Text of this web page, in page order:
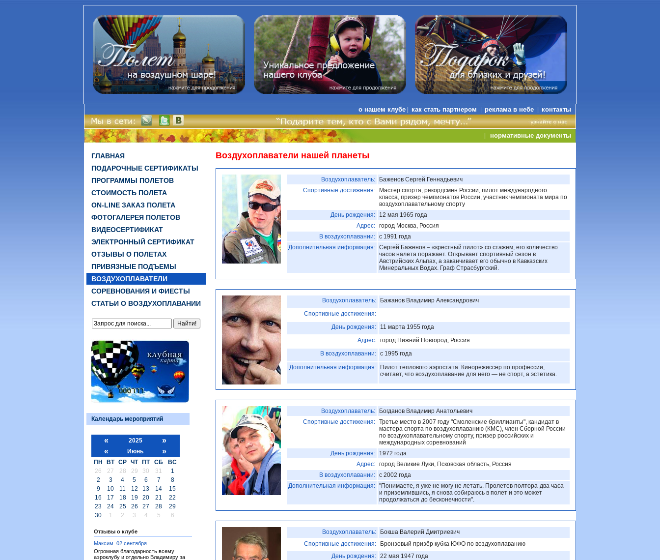
о нашем клубе как стать партнером реклама в небе контакты
нормативные документы
ГЛАВНАЯ
ПОДАРОЧНЫЕ СЕРТИФИКАТЫ
ПРОГРАММЫ ПОЛЕТОВ
СТОИМОСТЬ ПОЛЕТА
ON-LINE ЗАКАЗ ПОЛЕТА
ФОТОГАЛЕРЕЯ ПОЛЕТОВ
ВИДЕОСЕРТИФИКАТ
ЭЛЕКТРОННЫЙ СЕРТИФИКАТ
ОТЗЫВЫ О ПОЛЕТАХ
ПРИВЯЗНЫЕ ПОДЪЕМЫ
ВОЗДУХОПЛАВАТЕЛИ
СОРЕВНОВАНИЯ И ФИЕСТЫ
СТАТЬИ О ВОЗДУХОПЛАВАНИИ
Календарь мероприятий
« 2025
»
«
Июнь »
ПН ВТ СР ЧТ ПТ СБ
ВС
26
27 28 29 30 31
1
2
3 4 5 6 7
8
9
10 11 12 13 14
15
16
17 18 19 20 21
22
23
24 25 26 27 28
29
30
1 2 3 4 5 6
Отзывы о клубе
Максим. 02 сентября
Огромная благодарность всему
аэроклубу и отдельно Владимиру за
Воздухоплаватели нашей планеты
Воздухоплаватель:
Баженов Сергей Геннадьевич
Спортивные достижения:
Мастер спорта, рекордсмен России, пилот международного
класса, призер чемпионатов России, участник чемпионата мира по
воздухоплавательному спорту
День рождения:
12 мая 1965 года
Адрес: город Москва, Россия
В воздухоплавании: с 1991 года
Дополнительная информация: Сергей Баженов – «крестный пилот» со стажем, его количество
часов налета поражает. Открывает спортивный сезон в
Австрийских Альпах, а заканчивает его обычно в Кавказских
Минеральных Водах. Граф Страсбургский.
Воздухоплаватель:
Бажанов Владимир Александрович
Спортивные достижения:
День рождения:
11 марта 1955 года
Адрес: город Нижний Новгород, Россия
В воздухоплавании: с 1995 года
Дополнительная информация:
Пилот теплового аэростата. Кинорежиссер по профессии,
считает, что воздухоплавание для него — не спорт, а эстетика.
Воздухоплаватель:
Богданов Владимир Анатольевич
Спортивные достижения: Третье место в 2007 году "Смоленские бриллианты", кандидат в
мастера спорта по воздухоплаванию (КМС), член Сборной России
по воздухоплавательному спорту, призер российских и
международных соревнований
День рождения:
1972 года
Адрес: город Великие Луки, Псковская область, Россия
В воздухоплавании: с 2002 года
Дополнительная информация: "Понимаете, я уже не могу не летать. Пролетев полтора-два часа
и приземлившись, я снова собираюсь в полет и это может
продолжаться до бесконечности".
Воздухоплаватель:
Бокша Валерий Дмитриевич
Спортивные достижения:
Бронзовый призёр кубка ЮФО по воздухоплаванию
День рождения: 22 мая 1947 года